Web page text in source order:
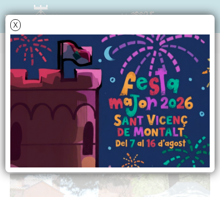
X
ÀLBUMS DE FOTOS
Imatges del Vadeví al
Montalt 2025
6 d'abril de 2025